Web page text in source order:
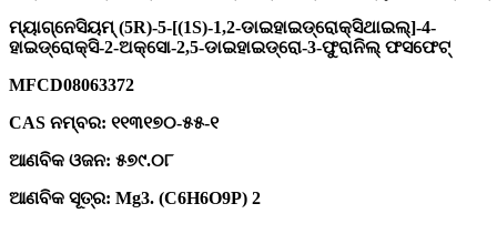
ମ୍ୟାଗ୍ନେସିୟମ୍ (5R)-5-[(1S)-1,2-ଡାଇହାଇଡ୍ରୋକ୍ସିଥାଇଲ୍]-4-
ହାଇଡ୍ରୋକ୍ସି-2-ଅକ୍ସୋ-2,5-ଡାଇହାଇଡ୍ରୋ-3-ଫୁରାନିଲ୍ ଫସଫେଟ୍
MFCD08063372
CAS ନମ୍ବର: ୧୧୩୧୭୦-୫୫-୧
ଆଣବିକ ଓଜନ: ୫୭୯.୦୮
ଆଣବିକ ସୂତ୍ର: Mg3. (C6H6O9P) 2